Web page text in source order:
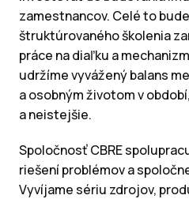
zamestnancov. Celé to
štruktúrovaného školenia
práce na diaľku a
udržíme vyvážený balans
a osobným životom v
a neistejšie.
Spoločnosť CBRE
riešení problémov a
Vyvíjame sériu zdrojov,